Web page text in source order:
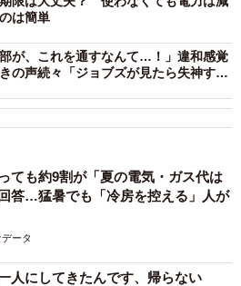
性）
は簡単
部が、これを通すなんて…！」違和感覚
の声続々「ジョブズが見たら失神する
ても約9割が「夏の電気・ガス代は
答…猛暑でも「冷房を控える」人が
ータ
人にしてきたんです、帰らない